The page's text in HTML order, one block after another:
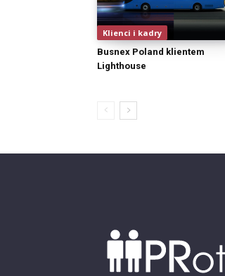
Klienci i kadry
Busnex Poland klientem
Lighthouse